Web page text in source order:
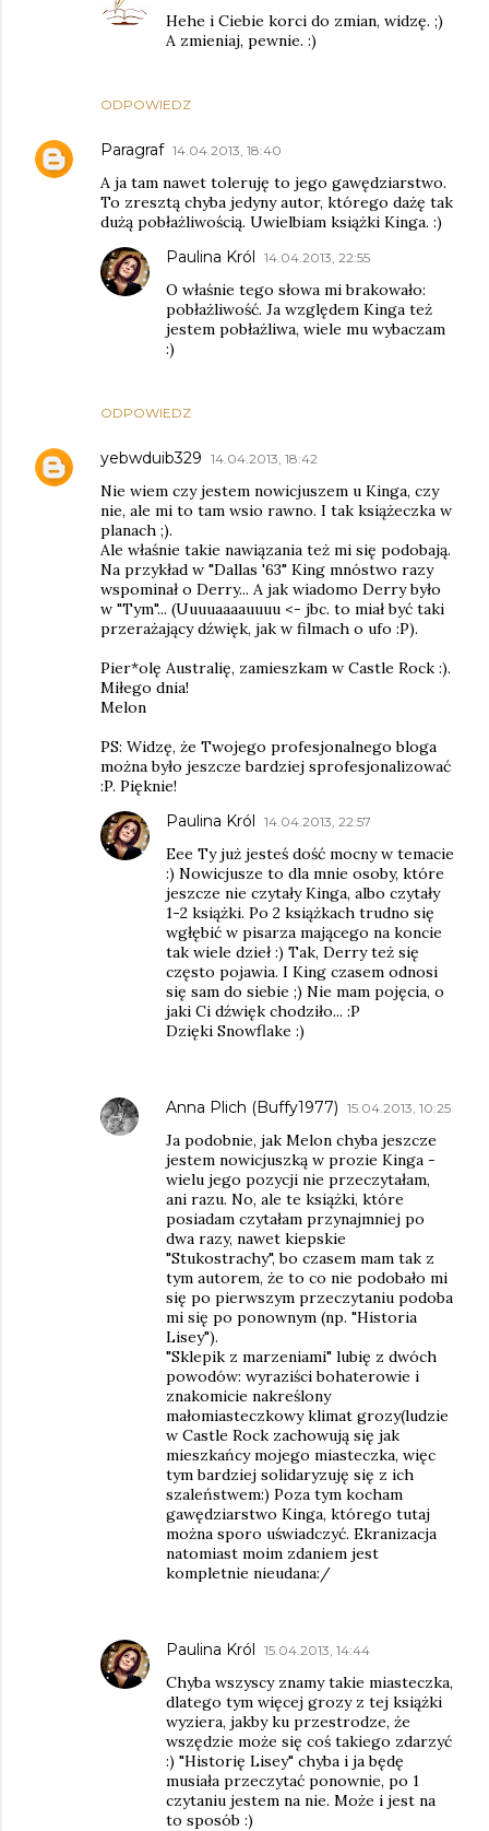
ODPOWIEDZ
Hehe i Ciebie korci do zmian, widzę. ;)
A zmieniaj, pewnie. :)
Paragraf 14.04.2013, 18:40
A ja tam nawet toleruję to jego gawędziarstwo.
To zresztą chyba jedyny autor, którego dażę tak
dużą pobłażliwością. Uwielbiam książki Kinga. :)
ODPOWIEDZ
Paulina Król 14.04.2013, 22:55
O właśnie tego słowa mi brakowało:
pobłażliwość. Ja względem Kinga też
jestem pobłażliwa, wiele mu wybaczam
:)
yebwduib329 14.04.2013, 18:42
Nie wiem czy jestem nowicjuszem u Kinga, czy
nie, ale mi to tam wsio rawno. I tak książeczka w
planach ;).
Ale właśnie takie nawiązania też mi się podobają.
Na przykład w "Dallas '63" King mnóstwo razy
wspominał o Derry... A jak wiadomo Derry było
w "Tym"... (Uuuuaaaauuuu <- jbc. to miał być taki
przerażający dźwięk, jak w filmach o ufo :P).
Pier*olę Australię, zamieszkam w Castle Rock :).
Miłego dnia!
Melon
PS: Widzę, że Twojego profesjonalnego bloga
można było jeszcze bardziej sprofesjonalizować
:P. Pięknie!
Paulina Król 14.04.2013, 22:57
Eee Ty już jesteś dość mocny w temacie
:) Nowicjusze to dla mnie osoby, które
jeszcze nie czytały Kinga, albo czytały
1-2 książki. Po 2 książkach trudno się
wgłębić w pisarza mającego na koncie
tak wiele dzieł :) Tak, Derry też się
często pojawia. I King czasem odnosi
się sam do siebie ;) Nie mam pojęcia, o
jaki Ci dźwięk chodziło... :P
Dzięki Snowflake :)
Anna Plich (Buffy1977) 15.04.2013, 10:25
Ja podobnie, jak Melon chyba jeszcze
jestem nowicjuszką w prozie Kinga -
wielu jego pozycji nie przeczytałam,
ani razu. No, ale te książki, które
posiadam czytałam przynajmniej po
dwa razy, nawet kiepskie
"Stukostrachy", bo czasem mam tak z
tym autorem, że to co nie podobało mi
się po pierwszym przeczytaniu podoba
mi się po ponownym (np. "Historia
Lisey").
"Sklepik z marzeniami" lubię z dwóch
powodów: wyraziści bohaterowie i
znakomicie nakreślony
małomiasteczkowy klimat grozy(ludzie
w Castle Rock zachowują się jak
mieszkańcy mojego miasteczka, więc
tym bardziej solidaryzuję się z ich
szaleństwem:) Poza tym kocham
gawędziarstwo Kinga, którego tutaj
można sporo uświadczyć. Ekranizacja
natomiast moim zdaniem jest
kompletnie nieudana:/
Paulina Król 15.04.2013, 14:44
Chyba wszyscy znamy takie miasteczka,
dlatego tym więcej grozy z tej książki
wyziera, jakby ku przestrodze, że
wszędzie może się coś takiego zdarzyć
:) "Historię Lisey" chyba i ja będę
musiała przeczytać ponownie, po 1
czytaniu jestem na nie. Może i jest na
to sposób :)